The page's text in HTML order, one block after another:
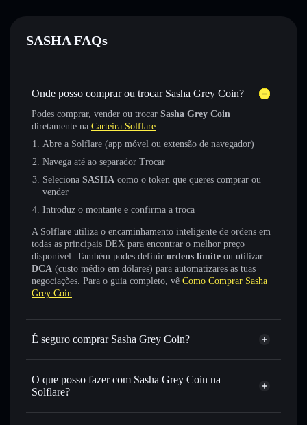
SASHA FAQs
Onde posso comprar ou trocar Sasha Grey Coin?
Podes comprar, vender ou trocar Sasha Grey Coin
diretamente na Carteira Solflare:
Abre a Solflare (app móvel ou extensão de navegador)
Navega até ao separador Trocar
Seleciona SASHA como o token que queres comprar ou
vender
Introduz o montante e confirma a troca
A Solflare utiliza o encaminhamento inteligente de ordens em
todas as principais DEX para encontrar o melhor preço
disponível. Também podes definir ordens limite ou utilizar
DCA (custo médio em dólares) para automatizares as tuas
negociações. Para o guia completo, vê Como Comprar Sasha
Grey Coin.
É seguro comprar Sasha Grey Coin?
Sasha Grey Coin não está verificado
O que posso fazer com Sasha Grey Coin na
Solflare?
Sasha Grey Coin
Carteira Solflare